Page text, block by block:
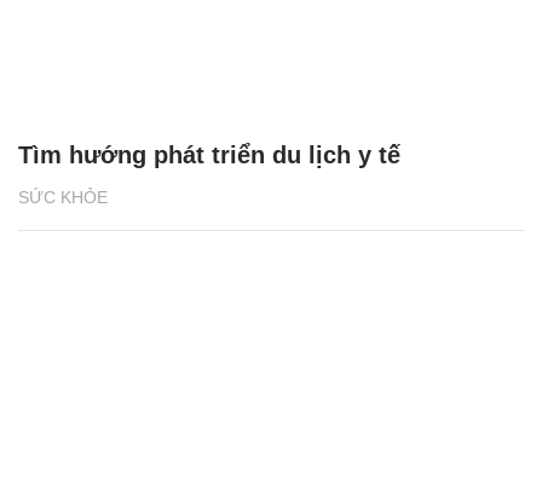
SỨC KHỎE
Tìm hướng phát triển du lịch y tế